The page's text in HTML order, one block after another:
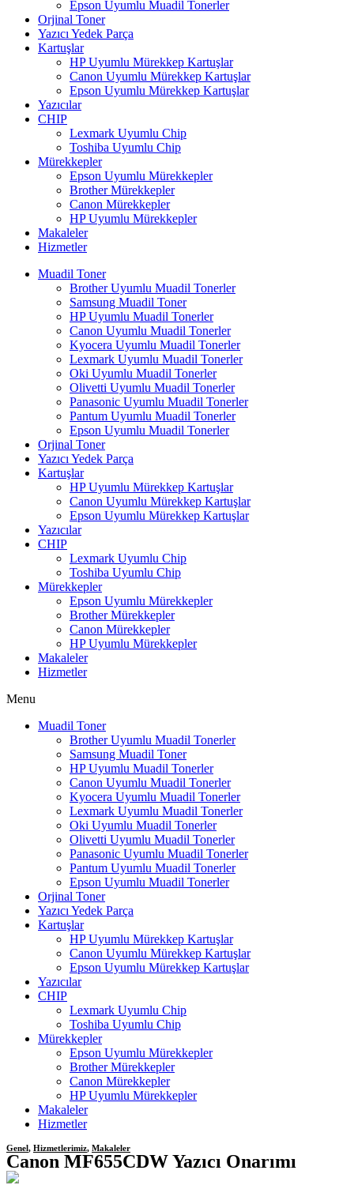
Epson Uyumlu Muadil Tonerler
Orjinal Toner
Yazıcı Yedek Parça
Kartuşlar
HP Uyumlu Mürekkep Kartuşlar
Canon Uyumlu Mürekkep Kartuşlar
Epson Uyumlu Mürekkep Kartuşlar
Yazıcılar
CHIP
Lexmark Uyumlu Chip
Toshiba Uyumlu Chip
Mürekkepler
Epson Uyumlu Mürekkepler
Brother Mürekkepler
Canon Mürekkepler
HP Uyumlu Mürekkepler
Makaleler
Hizmetler
Muadil Toner
Brother Uyumlu Muadil Tonerler
Samsung Muadil Toner
HP Uyumlu Muadil Tonerler
Canon Uyumlu Muadil Tonerler
Kyocera Uyumlu Muadil Tonerler
Lexmark Uyumlu Muadil Tonerler
Oki Uyumlu Muadil Tonerler
Olivetti Uyumlu Muadil Tonerler
Panasonic Uyumlu Muadil Tonerler
Pantum Uyumlu Muadil Tonerler
Epson Uyumlu Muadil Tonerler
Orjinal Toner
Yazıcı Yedek Parça
Kartuşlar
HP Uyumlu Mürekkep Kartuşlar
Canon Uyumlu Mürekkep Kartuşlar
Epson Uyumlu Mürekkep Kartuşlar
Yazıcılar
CHIP
Lexmark Uyumlu Chip
Toshiba Uyumlu Chip
Mürekkepler
Epson Uyumlu Mürekkepler
Brother Mürekkepler
Canon Mürekkepler
HP Uyumlu Mürekkepler
Makaleler
Hizmetler
Menu
Muadil Toner
Brother Uyumlu Muadil Tonerler
Samsung Muadil Toner
HP Uyumlu Muadil Tonerler
Canon Uyumlu Muadil Tonerler
Kyocera Uyumlu Muadil Tonerler
Lexmark Uyumlu Muadil Tonerler
Oki Uyumlu Muadil Tonerler
Olivetti Uyumlu Muadil Tonerler
Panasonic Uyumlu Muadil Tonerler
Pantum Uyumlu Muadil Tonerler
Epson Uyumlu Muadil Tonerler
Orjinal Toner
Yazıcı Yedek Parça
Kartuşlar
HP Uyumlu Mürekkep Kartuşlar
Canon Uyumlu Mürekkep Kartuşlar
Epson Uyumlu Mürekkep Kartuşlar
Yazıcılar
CHIP
Lexmark Uyumlu Chip
Toshiba Uyumlu Chip
Mürekkepler
Epson Uyumlu Mürekkepler
Brother Mürekkepler
Canon Mürekkepler
HP Uyumlu Mürekkepler
Makaleler
Hizmetler
Genel, Hizmetlerimiz, Makaleler
Canon MF655CDW Yazıcı Onarımı